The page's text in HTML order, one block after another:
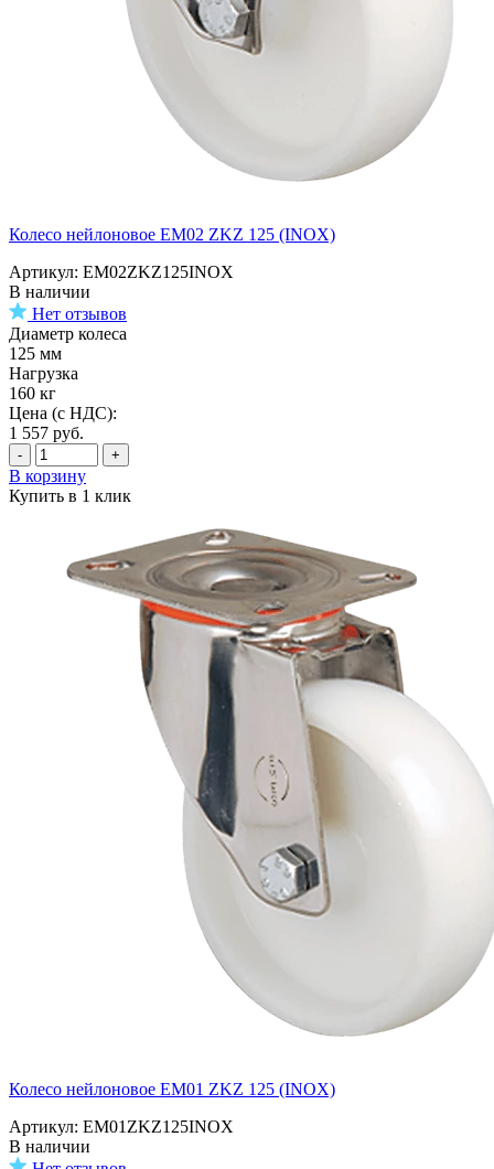
Колесо нейлоновое EM02 ZKZ 125 (INOX)
Артикул: EM02ZKZ125INOX
В наличии
Нет отзывов
Диаметр колеса
125 мм
Нагрузка
160 кг
Цена (с НДС):
1 557 руб.
- +
В корзину
Купить в 1 клик
Колесо нейлоновое EM01 ZKZ 125 (INOX)
Артикул: EM01ZKZ125INOX
В наличии